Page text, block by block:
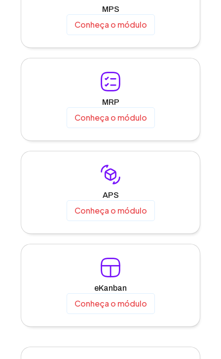
MPS
Conheça o módulo
MRP
Conheça o módulo
APS
Conheça o módulo
eKanban
Conheça o módulo